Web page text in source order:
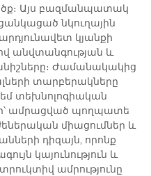
Այս բազմանպատակ
նկուղային
կյանքի
անվտանգության և
Ժամանակակից
տարբերակները
տեխնոլոգիական
ամրացված պողպատե
միացումներ և
դիզայն, որոնք
կայունություն և
ամրությունը